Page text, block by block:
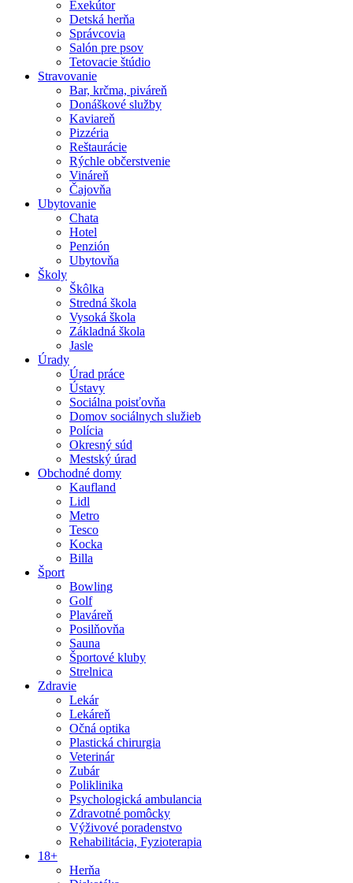
Exekútor
Detská herňa
Správcovia
Salón pre psov
Tetovacie štúdio
Stravovanie
Bar, krčma, piváreň
Donáškové služby
Kaviareň
Pizzéria
Reštaurácie
Rýchle občerstvenie
Vináreň
Čajovňa
Ubytovanie
Chata
Hotel
Penzión
Ubytovňa
Školy
Škôlka
Stredná škola
Vysoká škola
Základná škola
Jasle
Úrady
Úrad práce
Ústavy
Sociálna poisťovňa
Domov sociálnych služieb
Polícia
Okresný súd
Mestský úrad
Obchodné domy
Kaufland
Lidl
Metro
Tesco
Kocka
Billa
Šport
Bowling
Golf
Plaváreň
Posilňovňa
Sauna
Športové kluby
Strelnica
Zdravie
Lekár
Lekáreň
Očná optika
Plastická chirurgia
Veterinár
Zubár
Poliklinika
Psychologická ambulancia
Zdravotné pomôcky
Výživové poradenstvo
Rehabilitácia, Fyzioterapia
18+
Herňa